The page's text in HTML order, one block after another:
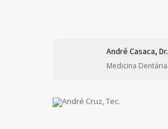
André Casaca, Dr.
Medicina Dentária